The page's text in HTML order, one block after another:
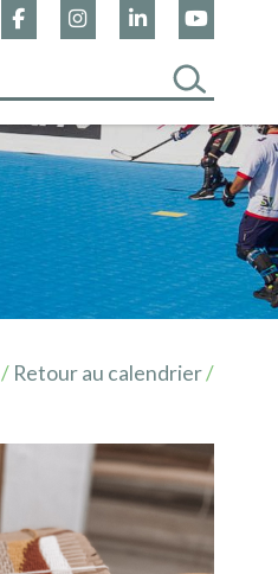
/ Retour au calendrier/